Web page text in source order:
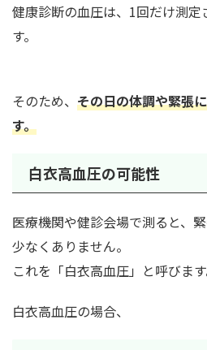
健康診断の血圧は、1回だけ測
す。
そのため、 その日の体調や緊張
す。
白衣高血圧の可能性
医療機関や健診会場で測ると、
少なくありません。
これを「白衣高血圧」と呼びます
白衣高血圧の場合、